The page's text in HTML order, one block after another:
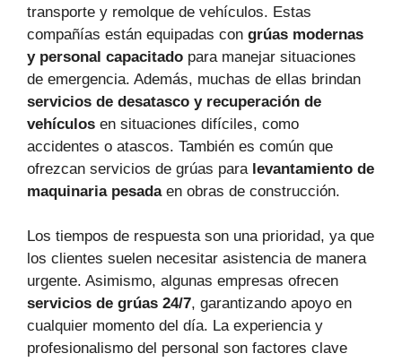
transporte y remolque de vehículos. Estas
compañías están equipadas con grúas modernas
y personal capacitado para manejar situaciones
de emergencia. Además, muchas de ellas brindan
servicios de desatasco y recuperación de
vehículos en situaciones difíciles, como
accidentes o atascos. También es común que
ofrezcan servicios de grúas para levantamiento de
maquinaria pesada en obras de construcción.
Los tiempos de respuesta son una prioridad, ya que
los clientes suelen necesitar asistencia de manera
urgente. Asimismo, algunas empresas ofrecen
servicios de grúas 24/7, garantizando apoyo en
cualquier momento del día. La experiencia y
profesionalismo del personal son factores clave